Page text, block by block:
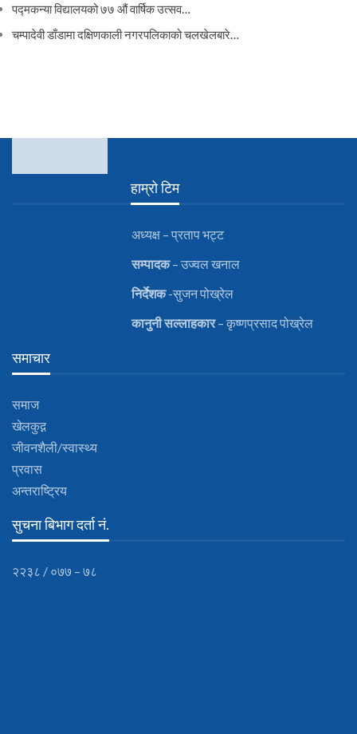
पद्मकन्या विद्यालयको ७७ औं ‌‌वार्षिक ‌उत्सव…
चम्पादेवी डाँडामा दक्षिणकाली नगरपलिकाको चलखेलबारे…
हाम्रो टिम
अध्यक्ष – प्रताप भट्ट
सम्पादक– उज्वल खनाल
निर्देशक-सुजन पोख्रेल
कानुनीसल्लाहकार– कृष्णप्रसाद पोख्रेल
समाचार
समाज
खेलकुद़़
जीवनशैली/स्वास्थ्य
प्रवास
अन्तराष्ट्रिय
सुचना बिभाग दर्ता नं.
२२३८ / ०७७ – ७८